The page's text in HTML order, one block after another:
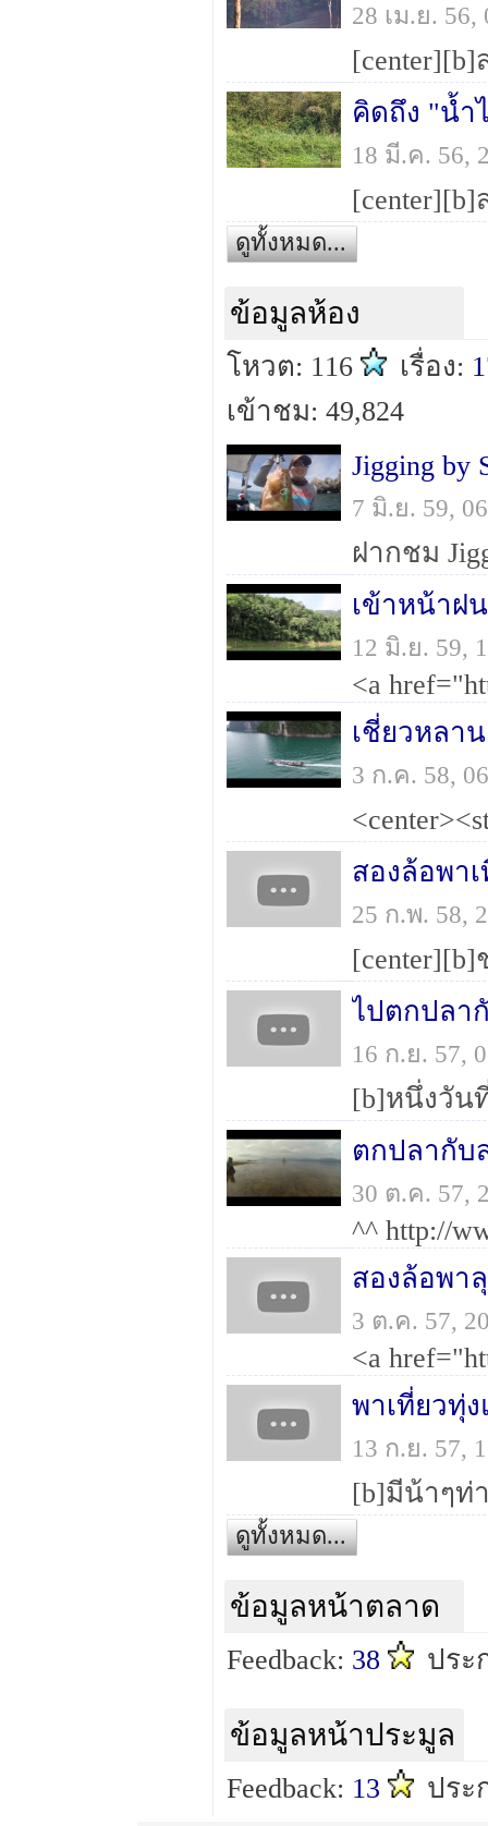
28 เม.ย.
คิดถึง "น้ำ
18 มี.ค. 56,
ดูทั้งหมด...
ข้อมูลห้อง
โหวต: 116 เรื่อง:
เข้าชม: 49,824
Jigging by
7 มิ.ย. 59,
ฝากชม
เข้าหน้าฝ
12 มิ.ย. 59,
เชี่ยวหลา
3 ก.ค. 58,
25 ก.พ. 58,
ไปตกปลา
16 ก.ย. 57,
ตกปลากับ
30 ต.ค. 57,
สองล้อพา
3 ต.ค. 57,
พาเที่ยวทุ่
13 ก.ย. 57,
ดูทั้งหมด...
ข้อมูลหน้าตลาด
Feedback: 38 ปร
ข้อมูลหน้าประมูล
Feedback: 13 ประ